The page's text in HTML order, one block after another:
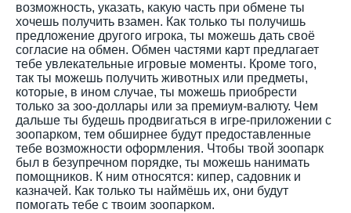
возможность, указать, какую часть при обмене ты
хочешь получить взамен. Как только ты получишь
предложение другого игрока, ты можешь дать своё
согласие на обмен. Обмен частями карт предлагает
тебе увлекательные игровые моменты. Кроме того,
так ты можешь получить животных или предметы,
которые, в ином случае, ты можешь приобрести
только за зоо-доллары или за премиум-валюту. Чем
дальше ты будешь продвигаться в игре-приложении с
зоопарком, тем обширнее будут предоставленные
тебе возможности оформления. Чтобы твой зоопарк
был в безупречном порядке, ты можешь нанимать
помощников. К ним относятся: кипер, садовник и
казначей. Как только ты наймёшь их, они будут
помогать тебе с твоим зоопарком.